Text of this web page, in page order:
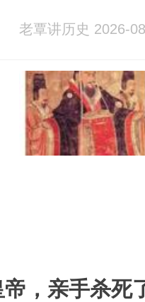
老覃讲历史 2026-
，亲手杀死